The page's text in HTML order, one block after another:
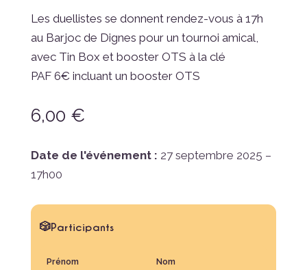
Les duellistes se donnent rendez-vous à 17h
au Barjoc de Dignes pour un tournoi amical,
avec Tin Box et booster OTS à la clé
PAF 6€ incluant un booster OTS
6,00 €
Date de l'événement : 27 septembre 2025 –
17h00
Participants
Prénom Nom